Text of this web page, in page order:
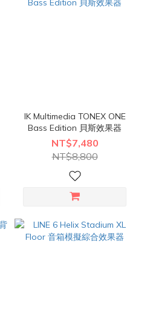
IK Multimedia TONEX ONE
Bass Edition 貝斯效果器
NT$7,480
NT$8,800